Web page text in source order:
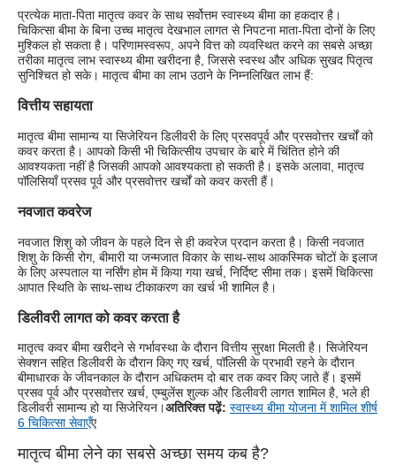
प्रत्येक माता-पिता मातृत्व कवर के साथ सर्वोत्तम स्वास्थ्य बीमा का हकदार है।
चिकित्सा बीमा के बिना उच्च मातृत्व देखभाल लागत से निपटना माता-पिता दोनों के लिए
मुश्किल हो सकता है। परिणामस्वरूप, अपने वित्त को व्यवस्थित करने का सबसे अच्छा
तरीका मातृत्व लाभ स्वास्थ्य बीमा खरीदना है, जिससे स्वस्थ और अधिक सुखद पितृत्व
सुनिश्चित हो सके। मातृत्व बीमा का लाभ उठाने के निम्नलिखित लाभ हैं:
वित्तीय सहायता
मातृत्व बीमा सामान्य या सिजेरियन डिलीवरी के लिए प्रसवपूर्व और प्रसवोत्तर खर्चों को
कवर करता है। आपको किसी भी चिकित्सीय उपचार के बारे में चिंतित होने की
आवश्यकता नहीं है जिसकी आपको आवश्यकता हो सकती है। इसके अलावा, मातृत्व
पॉलिसियाँ प्रसव पूर्व और प्रसवोत्तर खर्चों को कवर करती हैं।
नवजात कवरेज
नवजात शिशु को जीवन के पहले दिन से ही कवरेज प्रदान करता है। किसी नवजात
शिशु के किसी रोग, बीमारी या जन्मजात विकार के साथ-साथ आकस्मिक चोटों के इलाज
के लिए अस्पताल या नर्सिंग होम में किया गया खर्च, निर्दिष्ट सीमा तक। इसमें चिकित्सा
आपात स्थिति के साथ-साथ टीकाकरण का खर्च भी शामिल है।
डिलीवरी लागत को कवर करता है
मातृत्व कवर बीमा खरीदने से गर्भावस्था के दौरान वित्तीय सुरक्षा मिलती है। सिजेरियन
सेक्शन सहित डिलीवरी के दौरान किए गए खर्च, पॉलिसी के प्रभावी रहने के दौरान
बीमाधारक के जीवनकाल के दौरान अधिकतम दो बार तक कवर किए जाते हैं। इसमें
प्रसव पूर्व और प्रसवोत्तर खर्च, एम्बुलेंस शुल्क और डिलीवरी लागत शामिल है, भले ही
डिलीवरी सामान्य हो या सिजेरियन।अतिरिक्त पढ़ें: स्वास्थ्य बीमा योजना में शामिल शीर्ष
6 चिकित्सा सेवाएँए
मातृत्व बीमा लेने का सबसे अच्छा समय कब है?